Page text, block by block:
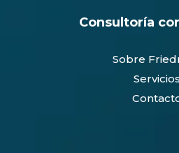
Consultoría
Sobre
Servicios